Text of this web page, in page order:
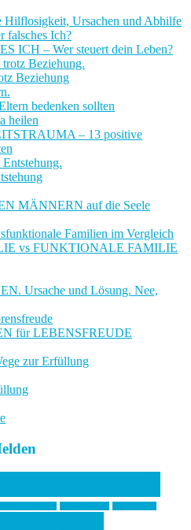
Ursachen und Abhilfe
ICH – Wer steuert dein Leben?
Beziehung
bedenken sollten
– 13 positive
MÄNNERN auf die Seele
vs FUNKTIONALE FAMILIE
Ursache und Lösung. Nee,
für LEBENSFREUDE
zur Erfüllung